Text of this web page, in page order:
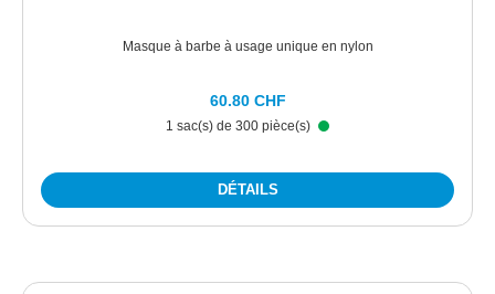
Masque à barbe à usage unique en nylon
1 sac(s) de 300 pièce(s)
60.80 CHF
DÉTAILS